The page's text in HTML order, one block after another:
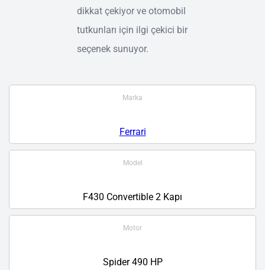
dikkat çekiyor ve otomobil
tutkunları için ilgi çekici bir
seçenek sunuyor.
Marka
Ferrari
Model
F430 Convertible 2 Kapı
Motor
Spider 490 HP